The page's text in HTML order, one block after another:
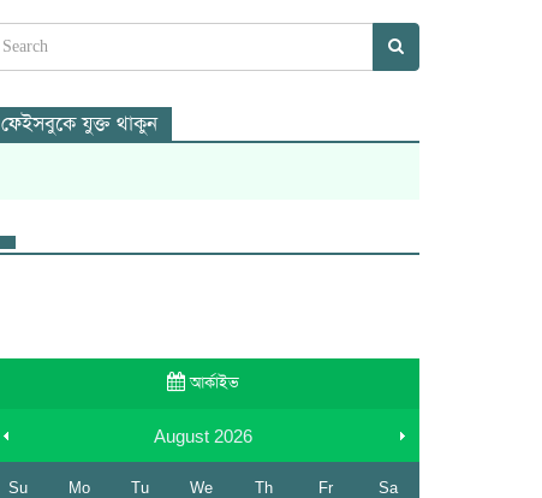
ফেইসবুকে যুক্ত থাকুন
আর্কাইভ
August 2026
Su Mo Tu We Th Fr Sa